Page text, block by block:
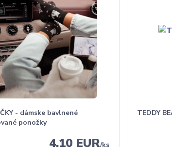
- dámske bavlnené
ponožky
4,10 EUR/ks
TEDDY